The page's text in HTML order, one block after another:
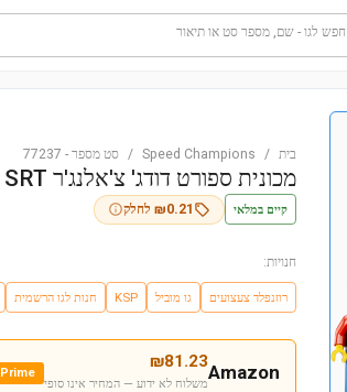
חפש לגו - שם, מספר סט או תיאור
בית /
Speed Champions
/ סט מספר -
77237
מכונית ספורט דודג' צ'אלנג'ר SRT הלכת
קיים במלאי ₪0.21 לחלק
חנויות:
רוזנפלד צעצועים גו מוביל KSP חנות לגו הרשמית
Amazon
₪81.23
משלוח לא ידוע — המחיר אינו סופי
Prime